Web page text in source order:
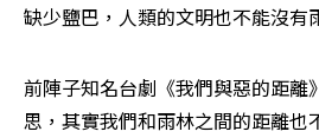
缺少鹽巴，人類的文明也不能沒有
前陣子知名台劇《我們與惡的距離
思，其實我們和雨林之間的距離也